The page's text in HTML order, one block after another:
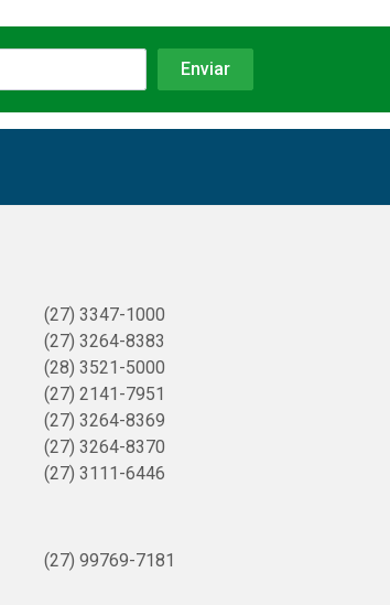
(27) 3347-1000
(27) 3264-8383
(28) 3521-5000
(27) 2141-7951
(27) 3264-8369
(27) 3264-8370
(27) 3111-6446
(27) 99769-7181